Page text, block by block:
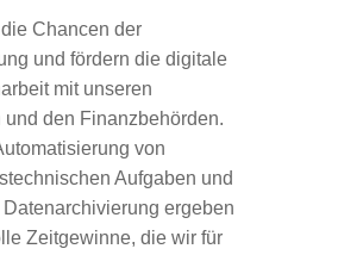
Chancen der
und fördern die digitale
mit unseren
und den Finanzbehörden.
von
Aufgaben und
ergeben
Zeitgewinne, die wir für